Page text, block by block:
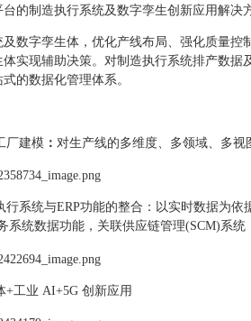
的制造执行系统及数字孪生创新应用解决
数字孪生体，优化产线布局、强化质量
实现辅助决策。对制造执行系统排产数据
的数据化管理体系。
厂建模 ： 对生产线的多维度、多领域、多
行系统与ERP功能的整合：以实时数据为依
系统数据功能，关联供应链管理(SCM)系统
+工业 AI+5G 创新应用